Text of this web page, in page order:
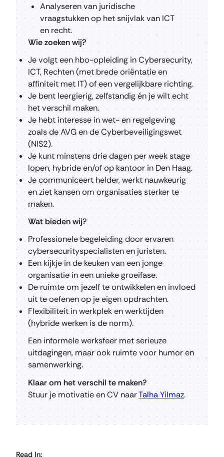
Analyseren van juridische
vraagstukken op het snijvlak van ICT
en recht.
Wie zoeken wij?
Je volgt een hbo-opleiding in Cybersecurity,
ICT, Rechten (met brede oriëntatie en
affiniteit met IT) of een vergelijkbare richting.
Je bent leergierig, zelfstandig én je wilt echt
het verschil maken.
Je hebt interesse in wet- en regelgeving
zoals de AVG en de Cyberbeveiligingswet
(NIS2).
Je kunt minstens drie dagen per week stage
lopen, hybride en/of op kantoor in Den Haag.
Je communiceert helder, werkt nauwkeurig
en ziet kansen om organisaties sterker te
maken.
Wat bieden wij?
Professionele begeleiding door ervaren
cybersecurityspecialisten en juristen.
Een kijkje in de keuken van een jonge
organisatie in een unieke groeifase.
De ruimte om jezelf te ontwikkelen en invloed
uit te oefenen op je eigen opdrachten.
Flexibiliteit in werkplek en werktijden
(hybride werken is de norm).
Een informele werksfeer met serieuze
uitdagingen, maar ook ruimte voor humor en
samenwerking.
Klaar om het verschil te maken?
Stuur je motivatie en CV naarTalha Yilmaz.
Read In: